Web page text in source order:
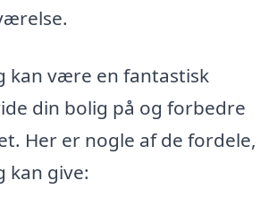
kan være en fantastisk
din bolig på og forbedre
Her er nogle af de fordele,
kan give: